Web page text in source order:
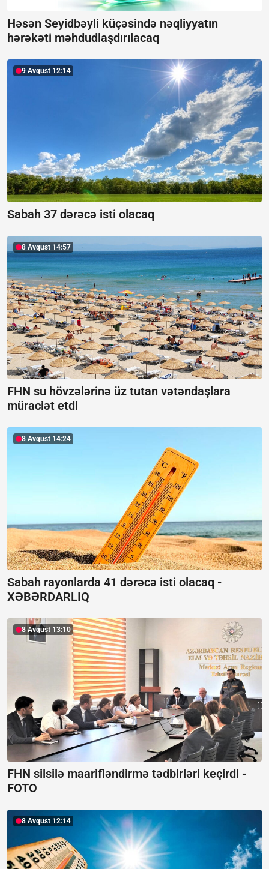
Həsən Seyidbəyli küçəsində nəqliyyatın
hərəkəti məhdudlaşdırılacaq
9 Avqust 12:14
Sabah 37 dərəcə isti olacaq
8 Avqust 14:57
FHN su hövzələrinə üz tutan vətəndaşlara
müraciət etdi
8 Avqust 14:24
Sabah rayonlarda 41 dərəcə isti olacaq -
XƏBƏRDARLIQ
8 Avqust 13:10
FHN silsilə maarifləndirmə tədbirləri keçirdi -
FOTO
8 Avqust 12:14